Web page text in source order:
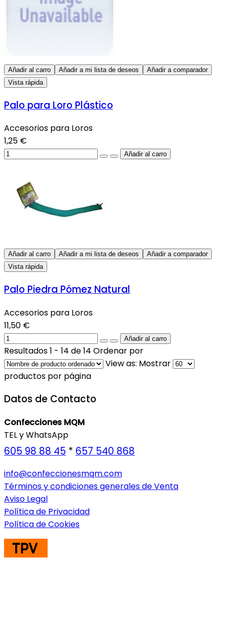
Añadir al carro Añadir a mi lista de deseos
Añadir a comparador
Vista rápida
Palo para Loro Plástico
Accesorios para Loros
1,25 €
Añadir al carro Añadir a mi lista de deseos
Añadir a comparador
Vista rápida
Palo Piedra Pómez Natural
Accesorios para Loros
11,50 €
Resultados 1 - 14 de 14 Ordenar por
View as: Mostrar
productos por página
Datos de Contacto
Confecciones MQM
TEL y WhatsApp
605 98 88 45 * 657 540 868
info@confeccionesmqm.com
Términos y condiciones generales de Venta
Aviso Legal
Política de Privacidad
Política de Cookies